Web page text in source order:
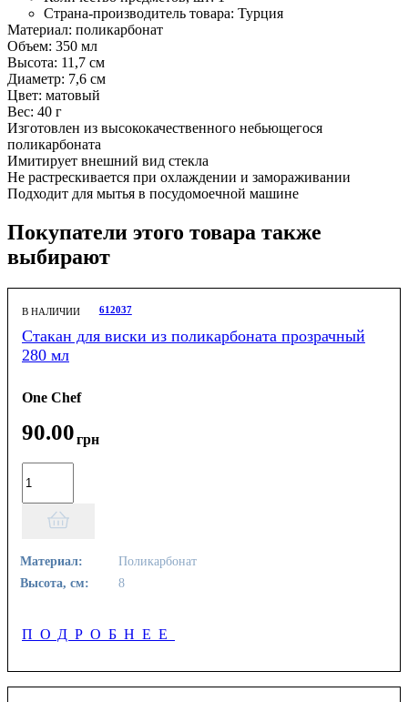
Страна-производитель товара: Турция
Материал: поликарбонат
Объем: 350 мл
Высота: 11,7 см
Диаметр: 7,6 см
Цвет: матовый
Вес: 40 г
Изготовлен из высококачественного небьющегося
поликарбоната
Имитирует внешний вид стекла
Не растрескивается при охлаждении и замораживании
Подходит для мытья в посудомоечной машине
Покупатели этого товара также
выбирают
В НАЛИЧИИ 612037
Стакан для виски из поликарбоната прозрачный
280 мл
One Chef
90.00грн
Материал:
Поликарбонат
Высота, см:
8
ПОДРОБНЕЕ